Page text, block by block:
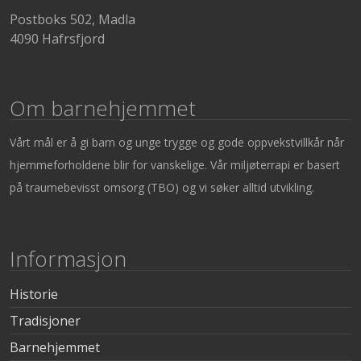
Postboks 502, Madla
4090 Hafrsfjord
Om barnehjemmet
Vårt mål er å gi barn og unge trygge og gode oppvekstvillkår når
hjemmeforholdene blir for vanskelige. Vår miljøterrapi er basert
på traumebevisst omsorg (TBO) og vi søker alltid utvikling.
Informasjon
Historie
Tradisjoner
Barnehjemmet